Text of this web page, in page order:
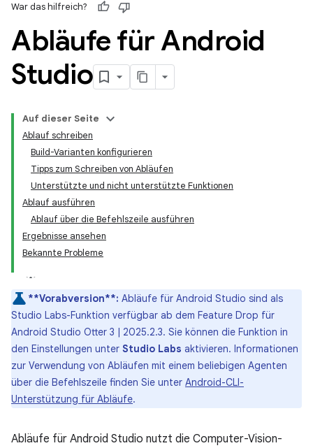
War das hilfreich?
Abläufe für Android
Studio
Auf dieser Seite
Ablauf schreiben
Build-Varianten konfigurieren
Tipps zum Schreiben von Abläufen
Unterstützte und nicht unterstützte Funktionen
Ablauf ausführen
Ablauf über die Befehlszeile ausführen
Ergebnisse ansehen
Bekannte Probleme
**Vorabversion**: Abläufe für Android Studio sind als
Studio Labs-Funktion verfügbar ab dem Feature Drop für
Android Studio Otter 3 | 2025.2.3. Sie können die Funktion in
den Einstellungen unter Studio Labs aktivieren. Informationen
zur Verwendung von Abläufen mit einem beliebigen Agenten
über die Befehlszeile finden Sie unter Android-CLI-
Unterstützung für Abläufe.
Abläufe für Android Studio nutzt die Computer-Vision-